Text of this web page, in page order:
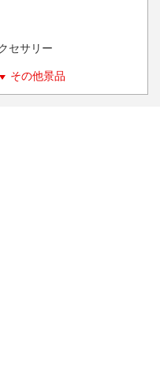
セサリー
その他景品